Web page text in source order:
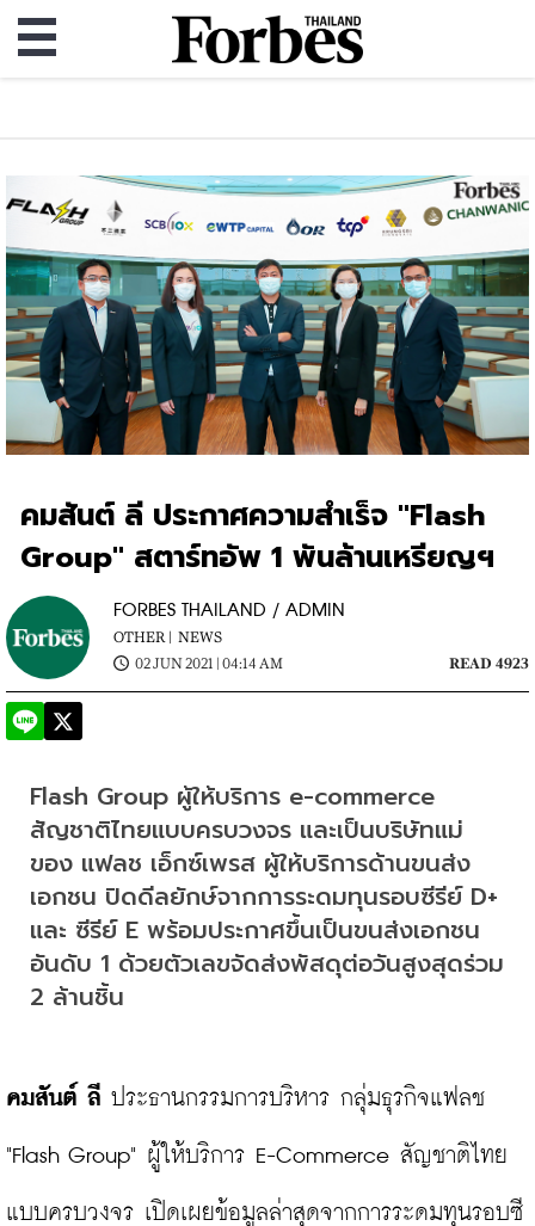
คมสันต์ ลี ประกาศความสำเร็จ "Flash
Group" สตาร์ทอัพ 1 พันล้านเหรียญฯ
FORBES THAILAND / ADMIN
OTHER | NEWS
02 JUN 2021 | 04:14 AM
READ 4923
Flash Group ผู้ให้บริการ e-commerce
สัญชาติไทยแบบครบวงจร และเป็นบริษัทแม่
ของ แฟลช เอ็กซ์เพรส ผู้ให้บริการด้านขนส่ง
เอกชน ปิดดีลยักษ์จากการระดมทุนรอบซีรีย์ D+
และ ซีรีย์ E พร้อมประกาศขึ้นเป็นขนส่งเอกชน
อันดับ 1 ด้วยตัวเลขจัดส่งพัสดุต่อวันสูงสุดร่วม
2 ล้านชิ้น
คมสันต์ ลี ประธานกรรมการบริหาร กลุ่มธุรกิจแฟลช
"Flash Group" ผู้ให้บริการ E-Commerce สัญชาติไทย
แบบครบวงจร เปิดเผยข้อมูลล่าสุดจากการระดมทุนรอบซี